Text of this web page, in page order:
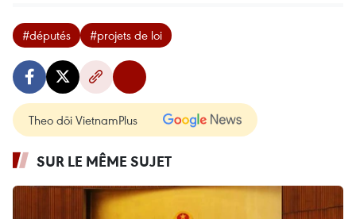
#députés #projets de loi
Theo dõi VietnamPlus
SUR LE MÊME SUJET